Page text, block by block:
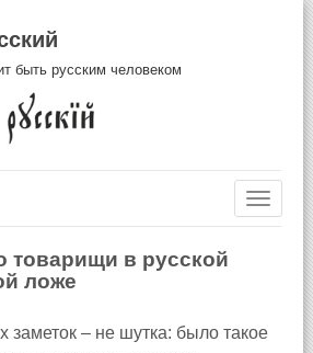
быть русским человеком
товарищи в русской
ложе
заметок – не шутка: было такое